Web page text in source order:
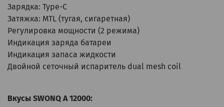
Зарядка: Type-C
Затяжка: MTL (тугая, сигаретная)
Регулировка мощности (2 режима)
Индикация заряда батареи
Индикация запаса жидкости
Двойной сеточный испаритель dual mesh coil
Вкусы SWONQ A 12000: